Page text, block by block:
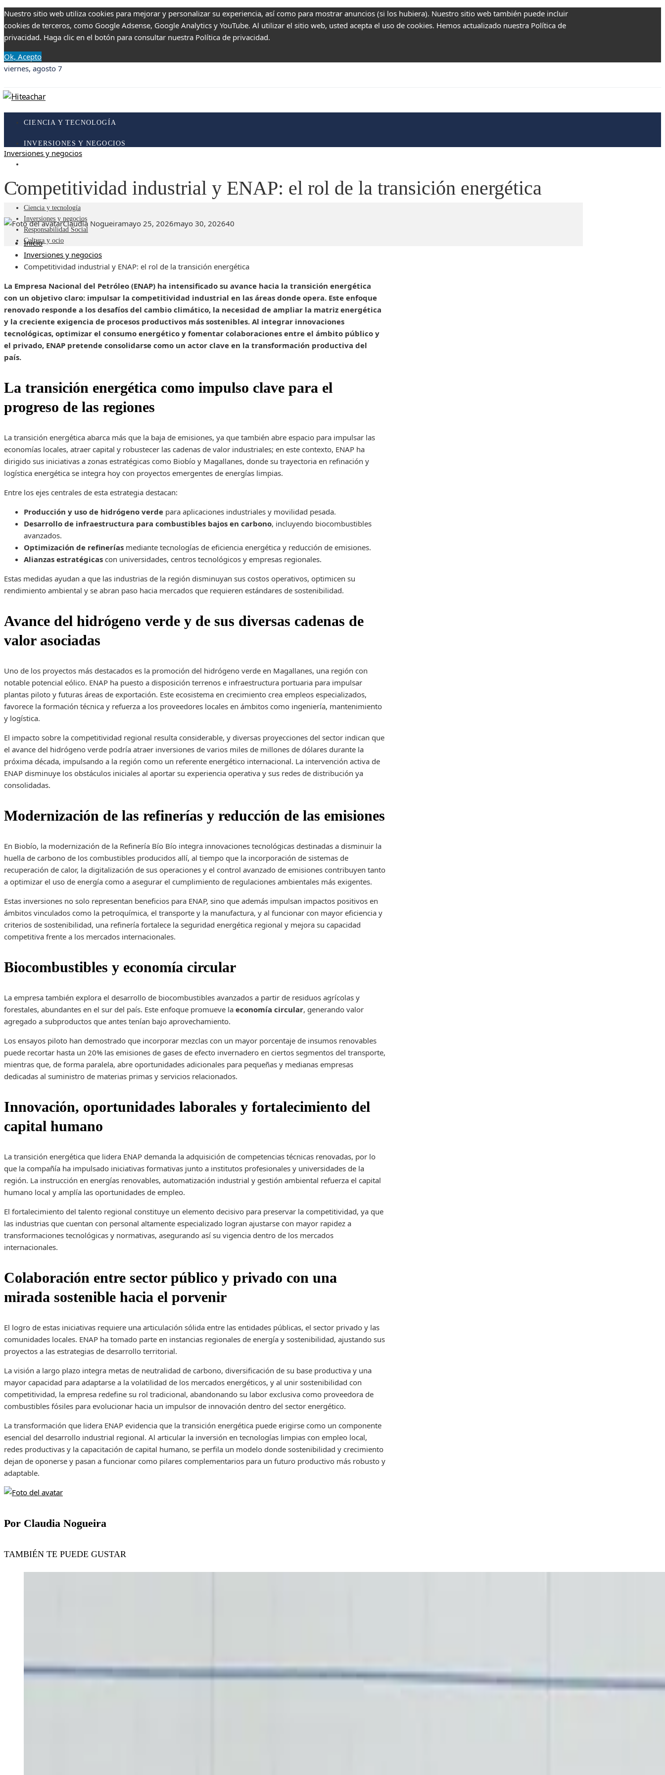
Nuestro sitio web utiliza cookies para mejorar y personalizar su experiencia, así como para mostrar anuncios (si los hubiera). Nuestro sitio web también puede incluir
cookies de terceros, como Google Adsense, Google Analytics y YouTube. Al utilizar el sitio web, usted acepta el uso de cookies. Hemos actualizado nuestra Política de
privacidad. Haga clic en el botón para consultar nuestra Política de privacidad.
Ok, Acepto
viernes, agosto 7
CIENCIA Y TECNOLOGÍA
INVERSIONES Y NEGOCIOS
CULTURA Y OCIO
Ciencia y tecnología
Inversiones y negocios
Responsabilidad Social
Cultura y ocio
Inversiones y negocios
Competitividad industrial y ENAP: el rol de la transición energética
Claudia Nogueiramayo 25, 2026mayo 30, 202640
Inicio
Inversiones y negocios
Competitividad industrial y ENAP: el rol de la transición energética
La Empresa Nacional del Petróleo (ENAP) ha intensificado su avance hacia la transición energética
con un objetivo claro: impulsar la competitividad industrial en las áreas donde opera. Este enfoque
renovado responde a los desafíos del cambio climático, la necesidad de ampliar la matriz energética
y la creciente exigencia de procesos productivos más sostenibles. Al integrar innovaciones
tecnológicas, optimizar el consumo energético y fomentar colaboraciones entre el ámbito público y
el privado, ENAP pretende consolidarse como un actor clave en la transformación productiva del
país.
La transición energética como impulso clave para el
progreso de las regiones
La transición energética abarca más que la baja de emisiones, ya que también abre espacio para impulsar las
economías locales, atraer capital y robustecer las cadenas de valor industriales; en este contexto, ENAP ha
dirigido sus iniciativas a zonas estratégicas como Biobío y Magallanes, donde su trayectoria en refinación y
logística energética se integra hoy con proyectos emergentes de energías limpias.
Entre los ejes centrales de esta estrategia destacan:
Producción y uso de hidrógeno verde para aplicaciones industriales y movilidad pesada.
Desarrollo de infraestructura para combustibles bajos en carbono, incluyendo biocombustibles
avanzados.
Optimización de refinerías mediante tecnologías de eficiencia energética y reducción de emisiones.
Alianzas estratégicas con universidades, centros tecnológicos y empresas regionales.
Estas medidas ayudan a que las industrias de la región disminuyan sus costos operativos, optimicen su
rendimiento ambiental y se abran paso hacia mercados que requieren estándares de sostenibilidad.
Avance del hidrógeno verde y de sus diversas cadenas de
valor asociadas
Uno de los proyectos más destacados es la promoción del hidrógeno verde en Magallanes, una región con
notable potencial eólico. ENAP ha puesto a disposición terrenos e infraestructura portuaria para impulsar
plantas piloto y futuras áreas de exportación. Este ecosistema en crecimiento crea empleos especializados,
favorece la formación técnica y refuerza a los proveedores locales en ámbitos como ingeniería, mantenimiento
y logística.
El impacto sobre la competitividad regional resulta considerable, y diversas proyecciones del sector indican que
el avance del hidrógeno verde podría atraer inversiones de varios miles de millones de dólares durante la
próxima década, impulsando a la región como un referente energético internacional. La intervención activa de
ENAP disminuye los obstáculos iniciales al aportar su experiencia operativa y sus redes de distribución ya
consolidadas.
Modernización de las refinerías y reducción de las emisiones
En Biobío, la modernización de la Refinería Bío Bío integra innovaciones tecnológicas destinadas a disminuir la
huella de carbono de los combustibles producidos allí, al tiempo que la incorporación de sistemas de
recuperación de calor, la digitalización de sus operaciones y el control avanzado de emisiones contribuyen tanto
a optimizar el uso de energía como a asegurar el cumplimiento de regulaciones ambientales más exigentes.
Estas inversiones no solo representan beneficios para ENAP, sino que además impulsan impactos positivos en
ámbitos vinculados como la petroquímica, el transporte y la manufactura, y al funcionar con mayor eficiencia y
criterios de sostenibilidad, una refinería fortalece la seguridad energética regional y mejora su capacidad
competitiva frente a los mercados internacionales.
Biocombustibles y economía circular
La empresa también explora el desarrollo de biocombustibles avanzados a partir de residuos agrícolas y
forestales, abundantes en el sur del país. Este enfoque promueve la economía circular, generando valor
agregado a subproductos que antes tenían bajo aprovechamiento.
Los ensayos piloto han demostrado que incorporar mezclas con un mayor porcentaje de insumos renovables
puede recortar hasta un 20% las emisiones de gases de efecto invernadero en ciertos segmentos del transporte,
mientras que, de forma paralela, abre oportunidades adicionales para pequeñas y medianas empresas
dedicadas al suministro de materias primas y servicios relacionados.
Innovación, oportunidades laborales y fortalecimiento del
capital humano
La transición energética que lidera ENAP demanda la adquisición de competencias técnicas renovadas, por lo
que la compañía ha impulsado iniciativas formativas junto a institutos profesionales y universidades de la
región. La instrucción en energías renovables, automatización industrial y gestión ambiental refuerza el capital
humano local y amplía las oportunidades de empleo.
El fortalecimiento del talento regional constituye un elemento decisivo para preservar la competitividad, ya que
las industrias que cuentan con personal altamente especializado logran ajustarse con mayor rapidez a
transformaciones tecnológicas y normativas, asegurando así su vigencia dentro de los mercados
internacionales.
Colaboración entre sector público y privado con una
mirada sostenible hacia el porvenir
El logro de estas iniciativas requiere una articulación sólida entre las entidades públicas, el sector privado y las
comunidades locales. ENAP ha tomado parte en instancias regionales de energía y sostenibilidad, ajustando sus
proyectos a las estrategias de desarrollo territorial.
La visión a largo plazo integra metas de neutralidad de carbono, diversificación de su base productiva y una
mayor capacidad para adaptarse a la volatilidad de los mercados energéticos, y al unir sostenibilidad con
competitividad, la empresa redefine su rol tradicional, abandonando su labor exclusiva como proveedora de
combustibles fósiles para evolucionar hacia un impulsor de innovación dentro del sector energético.
La transformación que lidera ENAP evidencia que la transición energética puede erigirse como un componente
esencial del desarrollo industrial regional. Al articular la inversión en tecnologías limpias con empleo local,
redes productivas y la capacitación de capital humano, se perfila un modelo donde sostenibilidad y crecimiento
dejan de oponerse y pasan a funcionar como pilares complementarios para un futuro productivo más robusto y
adaptable.
Por Claudia Nogueira
TAMBIÉN TE PUEDE GUSTAR